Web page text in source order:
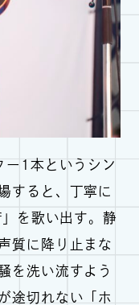
ー1本というシン
すると、丁寧に
を歌い出す。静
質に降り止まな
を洗い流すよう
途切れない「ホ